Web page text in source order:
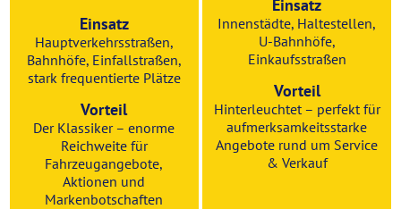
Einsatz
Hauptverkehrsstraßen,
Bahnhöfe, Einfallstraßen,
stark frequentierte Plätze
Vorteil
Der Klassiker – enorme
Reichweite für
Fahrzeugangebote,
Aktionen und
Markenbotschaften
Einsatz
Innenstädte, Haltestellen,
U-Bahnhöfe,
Einkaufsstraßen
Vorteil
Hinterleuchtet – perfekt für
aufmerksamkeitsstarke
Angebote rund um Service
& Verkauf